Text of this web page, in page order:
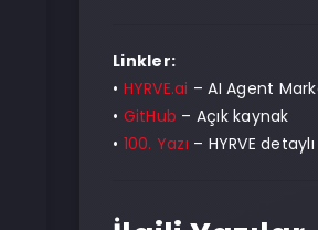
Linkler:
• HYRVE.ai – AI Agent
• GitHub – Açık kaynak
• 100. Yazı – HYRVE